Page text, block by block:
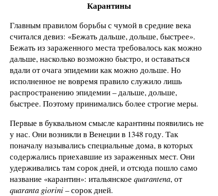
Карантины
Главным правилом борьбы с чумой в средние века
считался девиз: «Бежать дальше, дольше, быстрее».
Бежать из зараженного места требовалось как можно
дальше, насколько возможно быстро, и оставаться
вдали от очага эпидемии как можно дольше. Но
исполненное не вовремя правило служило лишь
распространению эпидемии – дальше, дольше,
быстрее. Поэтому принимались более строгие меры.
Первые в буквальном смысле карантины появились не
у нас. Они возникли в Венеции в 1348 году. Так
поначалу назывались специальные дома, в которых
содержались приехавшие из зараженных мест. Они
удерживались там сорок дней, и отсюда пошло само
название «карантин»: итальянское quarantena, от
quaranta giorini– сорок дней.